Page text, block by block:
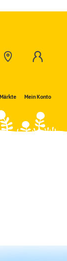
Märkte Mein Konto